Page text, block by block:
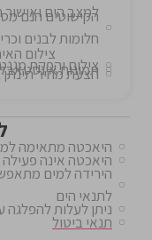
למצב הים
הקישוטים הנם
חלומות לבנים
צילום
צילום והפקת
תמונות
הצעת מחיר
היאכטה מתאימה למקסימום
היאכטה אינה
הירידה למים
לתנאי הים
ניתן לעלות להפלגה
תנאי ביטול